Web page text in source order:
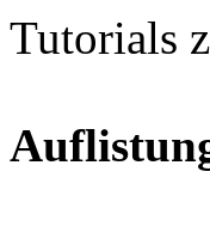
Tutorials